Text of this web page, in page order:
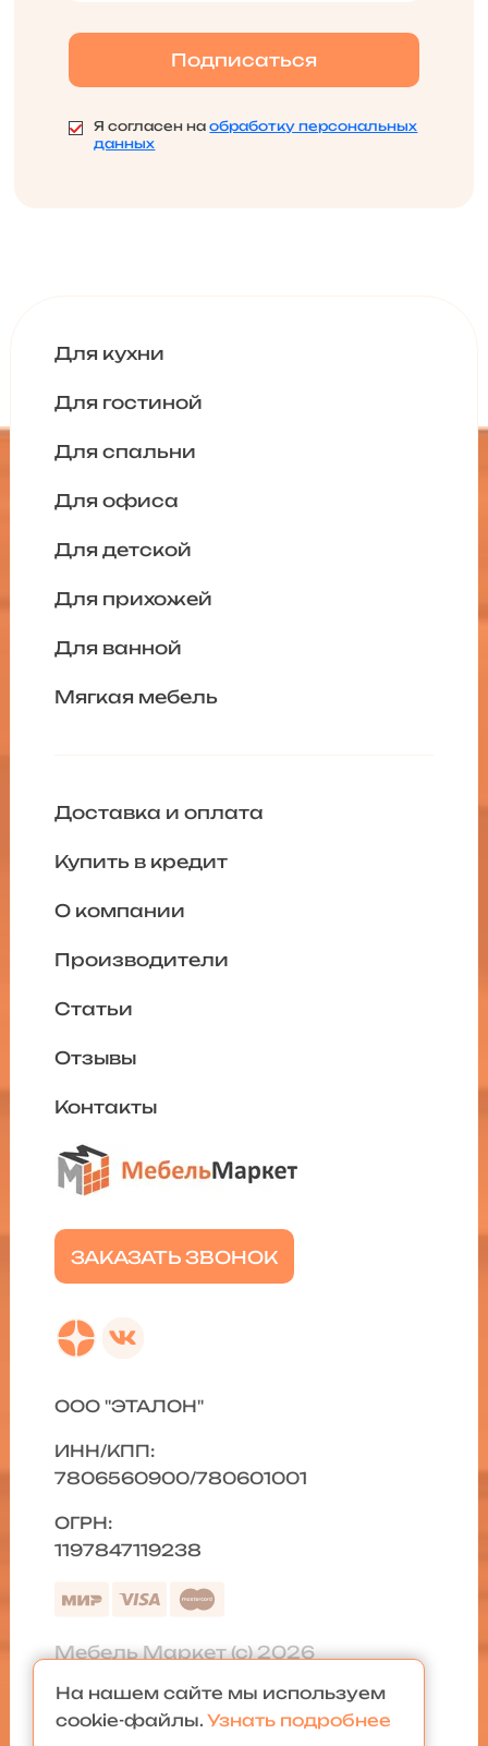
Я согласен наобработку персональных
данных
Для кухни
Для гостиной
Для спальни
Для офиса
Для детской
Для прихожей
Для ванной
Мягкая мебель
ЗАКАЗАТЬ ЗВОНОК
Доставка и оплата
Купить в кредит
О компании
Производители
Статьи
Отзывы
Контакты
ООО "ЭТАЛОН"
ИНН/КПП:
7806560900/780601001
ОГРН:
1197847119238
Мебель Маркет (с) 2026
Политика конфиденциальности
Карта сайта
На нашем сайте мы используем
cookie-файлы. Узнать подробнее